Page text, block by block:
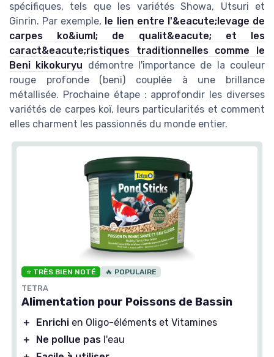
spécifiques, tels que les variétés Showa, Utsuri et
Ginrin. Par exemple, le lien entre l'&eacute;levage de
carpes ko&iuml; de qualit&eacute; et les
caract&eacute;ristiques traditionnelles comme le
Beni kikokuryu démontre l'importance de la couleur
rouge profonde (beni) couplée à une brillance
métallisée. Prochaine étape : approfondir les diverses
variétés de carpes koï, leurs particularités et comment
elles charment les passionnés du monde entier.
⭐ TRÈS BIEN NOTÉ 🔥 POPULAIRE
TETRA
Alimentation pour Poissons de Bassin
＋ Enrichi en Oligo-éléments et Vitamines
＋
Ne pollue pas l'eau